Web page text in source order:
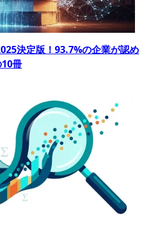
決定版！93.7%の企業が認め
冊